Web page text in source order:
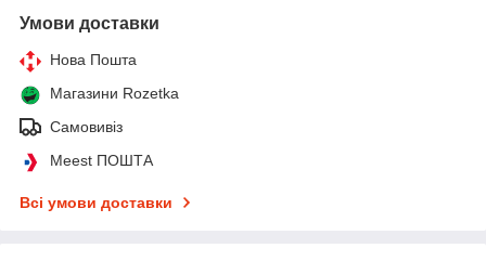
Умови доставки
Нова Пошта
Магазини Rozetka
Самовивіз
Meest ПОШТА
Всі умови доставки